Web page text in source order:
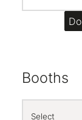
Booths
Select